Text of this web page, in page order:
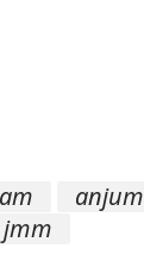
jmm